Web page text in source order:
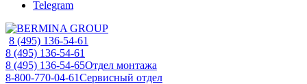
Telegram
8 (495) 136-54-61
8 (495) 136-54-61
8 (495) 136-54-65Отдел монтажа
8-800-770-04-61Сервисный отдел